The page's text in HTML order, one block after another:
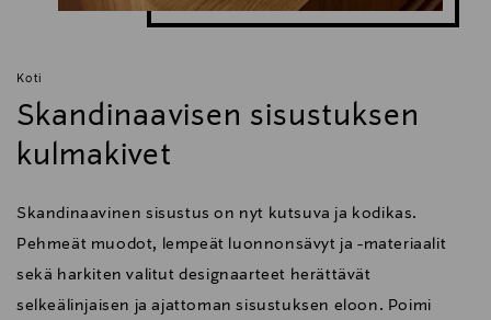
Koti
Skandinaavisen sisustuksen
kulmakivet
Skandinaavinen sisustus on nyt kutsuva ja kodikas.
Pehmeät muodot, lempeät luonnonsävyt ja -materiaalit
sekä harkiten valitut designaarteet herättävät
selkeälinjaisen ja ajattoman sisustuksen eloon. Poimi